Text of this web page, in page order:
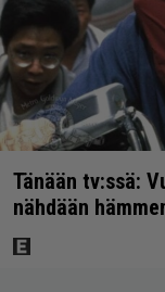
Tänään tv:ssä:
nähdään